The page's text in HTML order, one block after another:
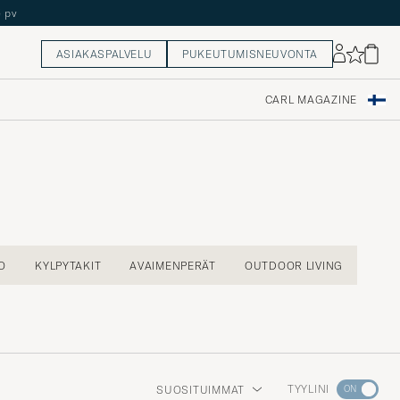
ASIAKASPALVELU PUKEUTUMISNEUVONTA
CARL MAGAZINE
KYLPYTAKIT AVAIMENPERÄT OUTDOOR LIVING
SUOSITUIMMAT TYYLINI
Aktivoi